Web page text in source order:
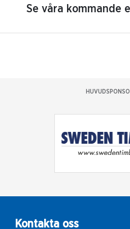
Se våra kommande
Kontakta oss